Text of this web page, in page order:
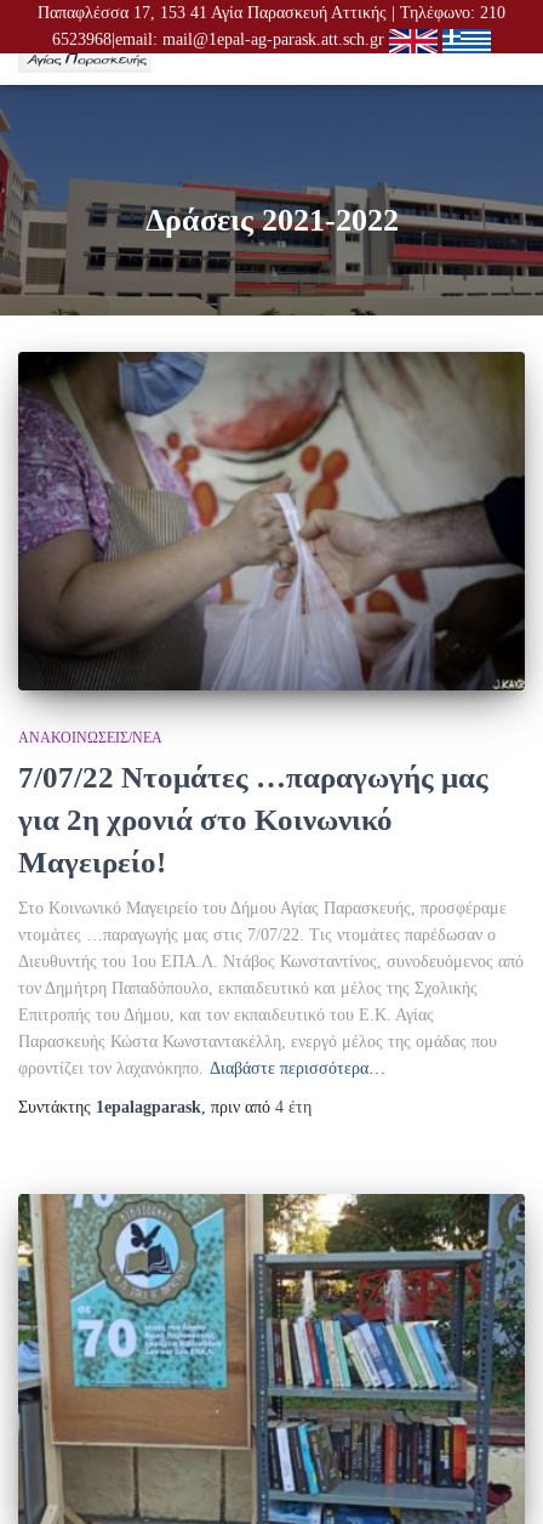
Παπαφλέσσα 17, 153 41 Αγία Παρασκευή Αττικής | Τηλέφωνο: 210
6523968|email: mail@1epal-ag-parask.att.sch.gr
Δράσεις 2021-2022
ΑΝΑΚΟΙΝΏΣΕΙΣ/ΝΈΑ
7/07/22 Ντομάτες …παραγωγής μας
για 2η χρονιά στο Κοινωνικό
Μαγειρείο!
Στο Κοινωνικό Μαγειρείο του Δήμου Αγίας Παρασκευής, προσφέραμε
ντομάτες …παραγωγής μας στις 7/07/22. Τις ντομάτες παρέδωσαν ο
Διευθυντής του 1ου ΕΠΑ.Λ. Ντάβος Κωνσταντίνος, συνοδευόμενος από
τον Δημήτρη Παπαδόπουλο, εκπαιδευτικό και μέλος της Σχολικής
Επιτροπής του Δήμου, και τον εκπαιδευτικό του Ε.Κ. Αγίας
Παρασκευής Κώστα Κωνσταντακέλλη, ενεργό μέλος της ομάδας που
φροντίζει τον λαχανόκηπο. Διαβάστε περισσότερα…
Συντάκτης 1epalagparask , πριν από 4 έτη